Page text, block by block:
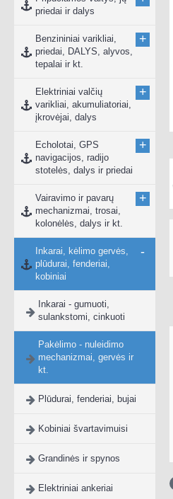
priedai ir dalys
Benzininiai varikliai,
priedai, DALYS, alyvos,
tepalai ir kt.
+
Elektriniai valčių
varikliai, akumuliatoriai,
įkrovėjai, dalys
+
Echolotai, GPS
navigacijos, radijo
stotelės, dalys ir priedai
+
Vairavimo ir pavarų
mechanizmai, trosai,
kolonėlės, dalys ir kt.
+
Inkarai, kėlimo gervės,
plūdurai, fenderiai,
kobiniai
-
Inkarai - gumuoti,
sulankstomi, cinkuoti
Pakėlimo - nuleidimo
mechanizmai, gervės ir
kt.
Plūdurai, fenderiai, bujai
Kobiniai švartavimuisi
Grandinės ir spynos
Elektriniai ankeriai